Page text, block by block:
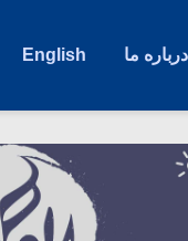
درباره ما English